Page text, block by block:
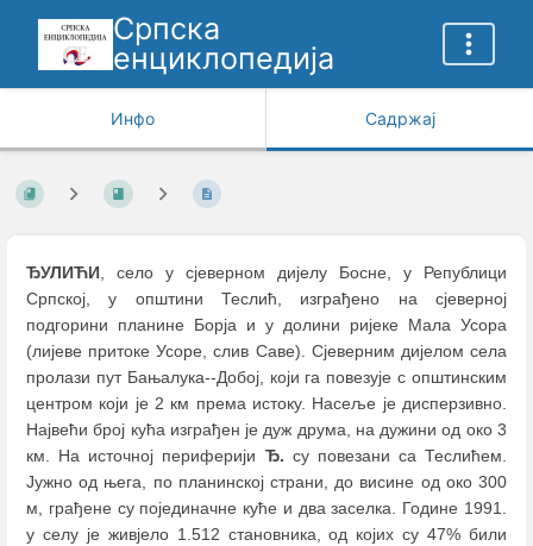
Српска
енциклопедија
Инфо Садржај
ЂУЛИЋИ, село у сјеверном дијелу Босне, у Републици
Српској, у општини Теслић, изграђено на сјеверној
подгорини планине Борја и у долини ријеке Мала Усора
(лијеве притоке Усоре, слив Саве). Сјеверним дијелом села
пролази пут Бањалука--Добој, који га повезује с општинским
центром који је 2 км према истоку. Насеље је дисперзивно.
Највећи број кућа изграђен је дуж друма, на дужини од око 3
км. На источној периферији Ђ. су повезани са Теслићем.
Јужно од њега, по планинској страни, до висине од око 300
м, грађене су појединачне куће и два заселка. Године 1991.
у селу је живјело 1.512 становника, од којих су 47% били